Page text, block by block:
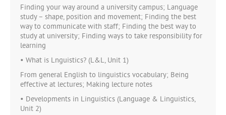
Finding your way around a university campus; Language
study – shape, position and movement; Finding the best
way to communicate with staff; Finding the best way to
study at university; Finding ways to take responsibility for
learning
• What is Lnguistics? (L&L, Unit 1)
From general English to linguistics vocabulary; Being
effective at lectures; Making lecture notes
• Developments in Linguistics (Language & Linguistics,
Unit 2)